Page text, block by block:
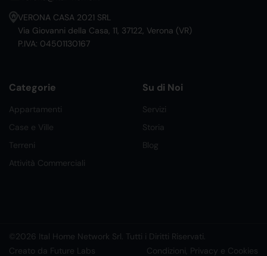
VERONA CASA 2021 SRL
Via Giovanni della Casa, 11, 37122, Verona (VR)
P.IVA: 04501130167
Categorie
Appartamenti
Case e Ville
Terreni
Attività Commerciali
Su di Noi
Servizi
Storia
Blog
©2026 Ital Home Network Srl. Tutti i Diritti Riservati.
Creato da Future Labs
Condizioni, Privacy e Cookies